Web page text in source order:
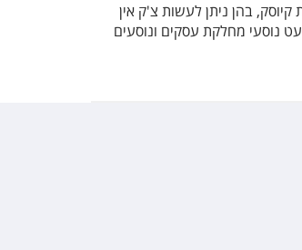
גם עמדות קיוסק, בהן ניתן לעשות צ'ק אין
העלייה למטוס. בנוסף, ניתן לעשות צ'ק אין בשדות התעופה של כל היעדים בתוספת תשלום של 30 יורו (למעט נוסעי מחלקת עסקים ונוסעים